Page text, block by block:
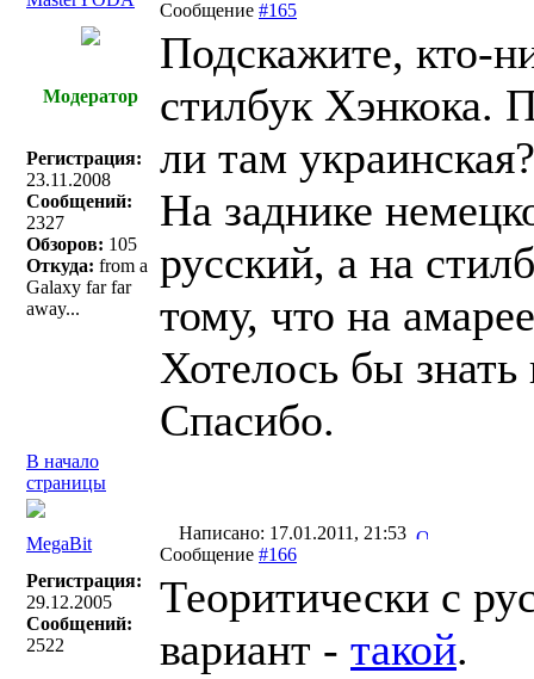
Сообщение #165
Модератор
Регистрация:
23.11.2008
Сообщений:
2327
Обзоров: 105
Откуда: from a
Galaxy far far
away...
Подскажите, кто-
стилбук Хэнкока.
ли там украинская?
На заднике
русский, а на
тому, что на
Хотелось бы знать
Спасибо.
В начало
страницы
MegaBit
Написано: 17.01.2011, 21:53
Сообщение #166
Регистрация:
29.12.2005
Сообщений:
2522
Теоритически с
вариант - такой.